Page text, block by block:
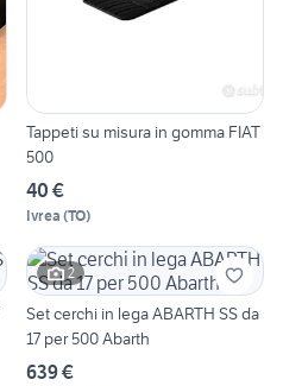
Tappeti su misura in gomma FIAT
500
40 €
Ivrea (TO)
2
Set cerchi in lega ABARTH SS da
17 per 500 Abarth
639 €